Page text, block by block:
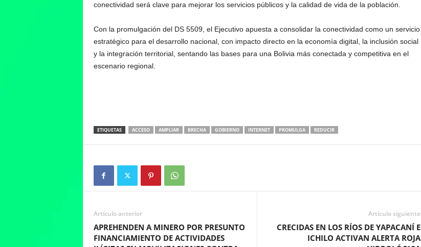
conectividad será clave para mejorar los servicios públicos y la calidad de vida de la población.
Con la promulgación del DS 5509, el Ejecutivo apuesta a consolidar la conectividad como un servicio
estratégico para el desarrollo nacional, con impacto directo en la economía digital, la inclusión social
y la integración territorial, sentando las bases para una Bolivia más conectada y competitiva en el
escenario regional.
ETIQUETAS ACCESO AMPLIAR BRECHA GOBIERNO INTERNET PROMULGA REDUCIR
Artículo anterior
APREHENDEN A MINERO POR PRESUNTO
FINANCIAMIENTO DE ACTIVIDADES
Artículo siguiente
CRECIDAS EN LOS RÍOS DE YAPACANÍ E
ICHILO ACTIVAN ALERTA ROJA